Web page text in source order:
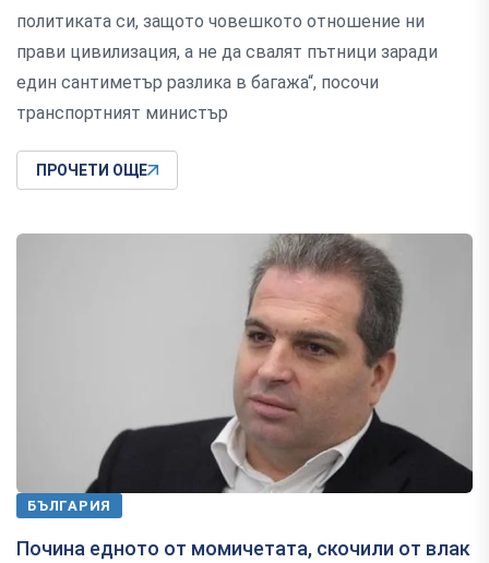
политиката си, защото човешкото отношение ни
прави цивилизация, а не да свалят пътници заради
един сантиметър разлика в багажа“, посочи
транспортният министър
ПРОЧЕТИ ОЩЕ
БЪЛГАРИЯ
Почина едното от момичетата, скочили от влак